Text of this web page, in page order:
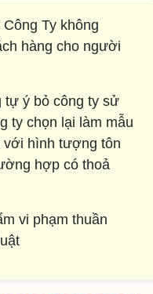
Ty không
hàng cho người
tự ý bỏ công ty sử
ty chọn lại làm mẫu
với hình tượng tôn
hợp có thoả
vi phạm thuần